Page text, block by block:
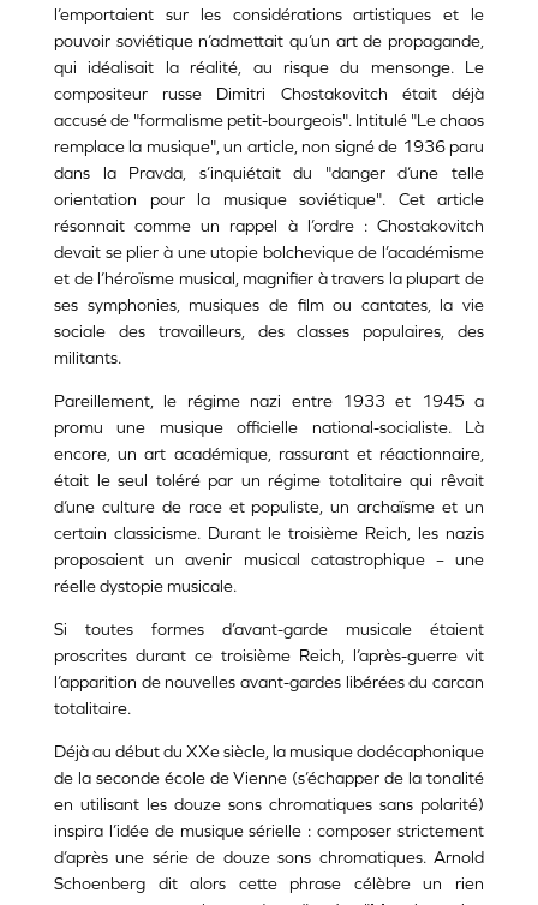
l’emportaient sur les considérations artistiques et le
pouvoir soviétique n’admettait qu’un art de propagande,
qui idéalisait la réalité, au risque du mensonge. Le
compositeur russe Dimitri Chostakovitch était déjà
accusé de "formalisme petit-bourgeois". Intitulé "Le chaos
remplace la musique", un article, non signé de 1936 paru
dans la Pravda, s’inquiétait du "danger d’une telle
orientation pour la musique soviétique". Cet article
résonnait comme un rappel à l’ordre : Chostakovitch
devait se plier à une utopie bolchevique de l’académisme
et de l’héroïsme musical, magnifier à travers la plupart de
ses symphonies, musiques de film ou cantates, la vie
sociale des travailleurs, des classes populaires, des
militants.
Pareillement, le régime nazi entre 1933 et 1945 a
promu une musique officielle national-socialiste. Là
encore, un art académique, rassurant et réactionnaire,
était le seul toléré par un régime totalitaire qui rêvait
d’une culture de race et populiste, un archaïsme et un
certain classicisme. Durant le troisième Reich, les nazis
proposaient un avenir musical catastrophique – une
réelle dystopie musicale.
Si toutes formes d’avant-garde musicale étaient
proscrites durant ce troisième Reich, l’après-guerre vit
l’apparition de nouvelles avant-gardes libérées du carcan
totalitaire.
Déjà au début du XXe siècle, la musique dodécaphonique
de la seconde école de Vienne (s’échapper de la tonalité
en utilisant les douze sons chromatiques sans polarité)
inspira l’idée de musique sérielle : composer strictement
d’après une série de douze sons chromatiques. Arnold
Schoenberg dit alors cette phrase célèbre un rien